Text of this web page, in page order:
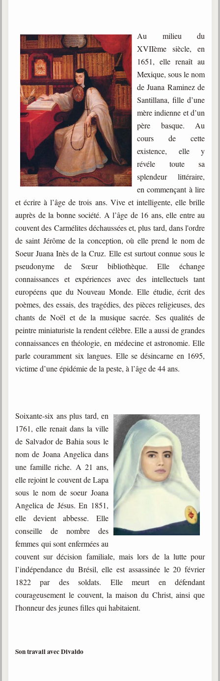
Au milieu du
XVIIème siècle, en
1651, elle renaît au
Mexique, sous le nom
de Juana Raminez de
Santillana, fille d’une
mère indienne et d’un
père basque. Au
cours de cette
existence, elle y
révéle toute sa
splendeur littéraire,
en commençant à lire
et écrire à l’âge de trois ans. Vive et intelligente, elle brille
auprès de la bonne société. A l’âge de 16 ans, elle entre au
couvent des Carmélites déchaussées et, plus tard, dans l'ordre
de saint Jérôme de la conception, où elle prend le nom de
Soeur Juana Inès de la Cruz. Elle est surtout connue sous le
pseudonyme de Sœur bibliothèque. Elle échange
connaissances et expériences avec des intellectuels tant
européens que du Nouveau Monde. Elle étudie, écrit des
poèmes, des essais, des tragédies, des pièces religieuses, des
chants de Noël et de la musique sacrée. Ses qualités de
peintre miniaturiste la rendent célèbre. Elle a aussi de grandes
connaissances en théologie, en médecine et astronomie. Elle
parle couramment six langues. Elle se désincarne en 1695,
victime d’une épidémie de la peste, à l’âge de 44 ans.
Soixante-six ans plus tard, en
1761, elle renait dans la ville
de Salvador de Bahia sous le
nom de Joana Angelica dans
une famille riche. A 21 ans,
elle rejoint le couvent de Lapa
sous le nom de soeur Joana
Angelica de Jésus. En 1851,
elle devient abbesse. Elle
conseille de nombre des
femmes qui sont enfermées au
couvent sur décision familiale, mais lors de la lutte pour
l’indépendance du Brésil, elle est assassinée le 20 février
1822 par des soldats. Elle meurt en défendant
courageusement le couvent, la maison du Christ, ainsi que
l'honneur des jeunes filles qui habitaient.
Son travail avec Divaldo